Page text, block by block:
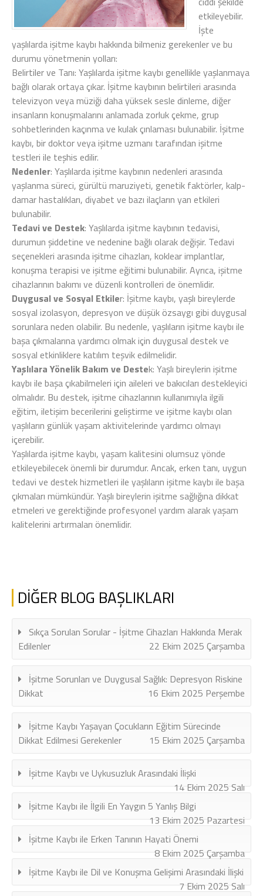
etkileyebilir.
İşte
yaşlılarda işitme kaybı hakkında bilmeniz gerekenler ve bu
durumu yönetmenin yolları:
Belirtiler ve Tanı: Yaşlılarda işitme kaybı genellikle yaşlanmaya
bağlı olarak ortaya çıkar. İşitme kaybının belirtileri arasında
televizyon veya müziği daha yüksek sesle dinleme, diğer
insanların konuşmalarını anlamada zorluk çekme, grup
sohbetlerinden kaçınma ve kulak çınlaması bulunabilir. İşitme
kaybı, bir doktor veya işitme uzmanı tarafından işitme
testleri ile teşhis edilir.
Nedenler: Yaşlılarda işitme kaybının nedenleri arasında
yaşlanma süreci, gürültü maruziyeti, genetik faktörler, kalp-
damar hastalıkları, diyabet ve bazı ilaçların yan etkileri
bulunabilir.
Tedavi ve Destek: Yaşlılarda işitme kaybının tedavisi,
durumun şiddetine ve nedenine bağlı olarak değişir. Tedavi
seçenekleri arasında işitme cihazları, koklear implantlar,
konuşma terapisi ve işitme eğitimi bulunabilir. Ayrıca, işitme
cihazlarının bakımı ve düzenli kontrolleri de önemlidir.
Duygusal ve Sosyal Etkiler: İşitme kaybı, yaşlı bireylerde
sosyal izolasyon, depresyon ve düşük özsaygı gibi duygusal
sorunlara neden olabilir. Bu nedenle, yaşlıların işitme kaybı ile
başa çıkmalarına yardımcı olmak için duygusal destek ve
sosyal etkinliklere katılım teşvik edilmelidir.
Yaşlılara Yönelik Bakım ve Destek: Yaşlı bireylerin işitme
kaybı ile başa çıkabilmeleri için aileleri ve bakıcıları destekleyici
olmalıdır. Bu destek, işitme cihazlarının kullanımıyla ilgili
eğitim, iletişim becerilerini geliştirme ve işitme kaybı olan
yaşlıların günlük yaşam aktivitelerinde yardımcı olmayı
içerebilir.
Yaşlılarda işitme kaybı, yaşam kalitesini olumsuz yönde
etkileyebilecek önemli bir durumdur. Ancak, erken tanı, uygun
tedavi ve destek hizmetleri ile yaşlıların işitme kaybı ile başa
çıkmaları mümkündür. Yaşlı bireylerin işitme sağlığına dikkat
etmeleri ve gerektiğinde profesyonel yardım alarak yaşam
kalitelerini artırmaları önemlidir.
DİĞER BLOG BAŞLIKLARI
Sıkça Sorulan Sorular - İşitme Cihazları Hakkında Merak
Edilenler
22 Ekim 2025 Çarşamba
İşitme Sorunları ve Duygusal Sağlık: Depresyon Riskine
Dikkat
16 Ekim 2025 Perşembe
İşitme Kaybı Yaşayan Çocukların Eğitim Sürecinde
Dikkat Edilmesi Gerekenler
15 Ekim 2025 Çarşamba
İşitme Kaybı ve Uykusuzluk Arasındaki İlişki
14 Ekim 2025 Salı
İşitme Kaybı ile İlgili En Yaygın 5 Yanlış Bilgi
13 Ekim 2025 Pazartesi
İşitme Kaybı ile Erken Tanının Hayati Önemi
8 Ekim 2025 Çarşamba
İşitme Kaybı ile Dil ve Konuşma Gelişimi Arasındaki İlişki
7 Ekim 2025 Salı